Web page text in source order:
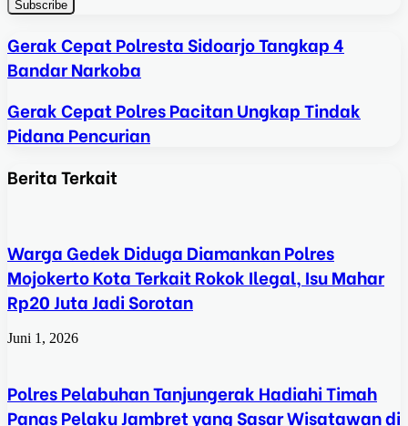
Gerak Cepat Polresta Sidoarjo Tangkap 4
Bandar Narkoba
Gerak Cepat Polres Pacitan Ungkap Tindak
Pidana Pencurian
Berita Terkait
Warga Gedek Diduga Diamankan Polres
Mojokerto Kota Terkait Rokok Ilegal, Isu Mahar
Rp20 Juta Jadi Sorotan
Juni 1, 2026
Polres Pelabuhan Tanjungerak Hadiahi Timah
Panas Pelaku Jambret yang Sasar Wisatawan di